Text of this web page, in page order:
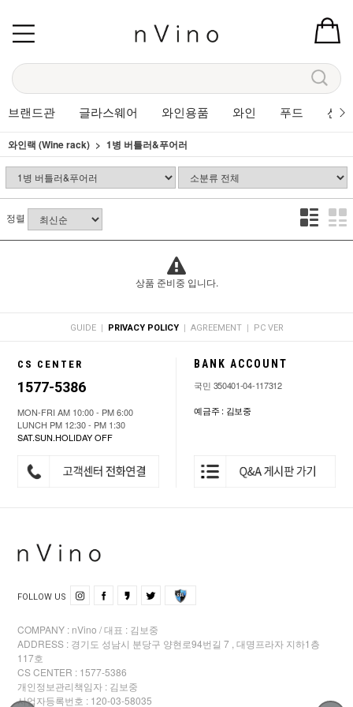
브랜드관 글라스웨어 와인용품 와인 푸드 선
와인랙 (Wine rack) 1병 버틀러&푸어러
정렬
상품 준비중 입니다.
GUIDE | PRIVACY POLICY | AGREEMENT | PC VER
CS CENTER
1577-5386
MON-FRI AM 10:00 - PM 6:00
LUNCH PM 12:30 - PM 1:30
SAT.SUN.HOLIDAY OFF
BANK ACCOUNT
국민 350401-04-117312
예금주 : 김보중
FOLLOW US
COMPANY : nVino / 대표 : 김보중
ADDRESS : 경기도 성남시 분당구 양현로94번길 7 , 대명프라자 지하1층
117호
CS CENTER : 1577-5386
개인정보관리책임자 : 김보중
사업자등록번호 : 120-03-58035